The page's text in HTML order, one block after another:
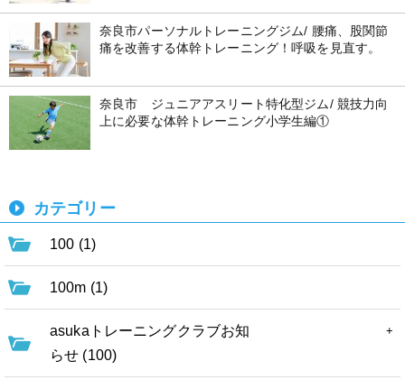
奈良市パーソナルトレーニングジム/ 腰痛、股関節
痛を改善する体幹トレーニング！呼吸を見直す。
奈良市 ジュニアアスリート特化型ジム/ 競技力向
上に必要な体幹トレーニング小学生編①
カテゴリー
100 (1)
100m (1)
asukaトレーニングクラブお知
らせ (100)